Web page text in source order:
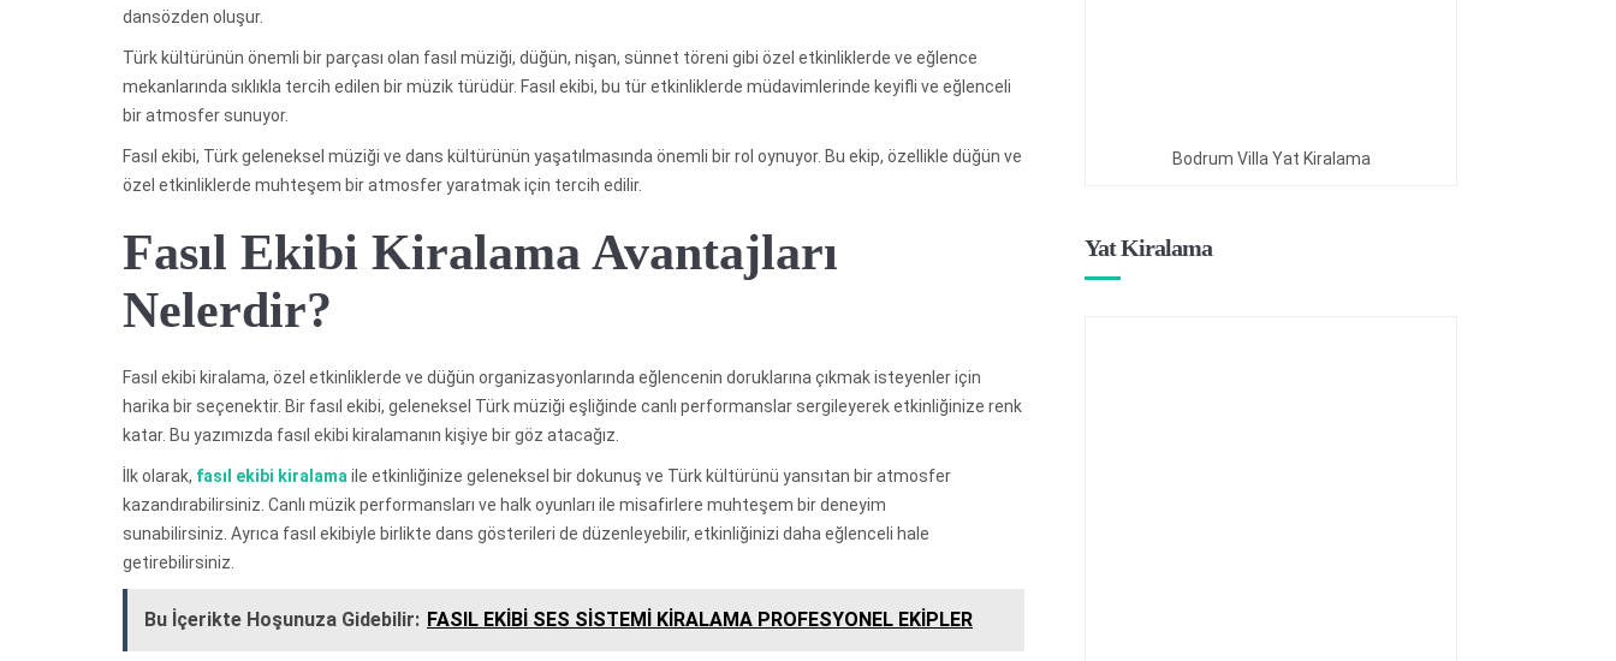
dansözden oluşur.
Türk kültürünün önemli bir parçası olan fasıl müziği, düğün, nişan, sünnet töreni gibi özel etkinliklerde ve eğlence
mekanlarında sıklıkla tercih edilen bir müzik türüdür. Fasıl ekibi, bu tür etkinliklerde müdavimlerinde keyifli ve eğlenceli
bir atmosfer sunuyor.
Fasıl ekibi, Türk geleneksel müziği ve dans kültürünün yaşatılmasında önemli bir rol oynuyor. Bu ekip, özellikle düğün ve
özel etkinliklerde muhteşem bir atmosfer yaratmak için tercih edilir.
Fasıl Ekibi Kiralama Avantajları
Nelerdir?
Fasıl ekibi kiralama, özel etkinliklerde ve düğün organizasyonlarında eğlencenin doruklarına çıkmak isteyenler için
harika bir seçenektir. Bir fasıl ekibi, geleneksel Türk müziği eşliğinde canlı performanslar sergileyerek etkinliğinize renk
katar. Bu yazımızda fasıl ekibi kiralamanın kişiye bir göz atacağız.
İlk olarak, fasıl ekibi kiralamaile etkinliğinize geleneksel bir dokunuş ve Türk kültürünü yansıtan bir atmosfer
kazandırabilirsiniz. Canlı müzik performansları ve halk oyunları ile misafirlere muhteşem bir deneyim
sunabilirsiniz. Ayrıca fasıl ekibiyle birlikte dans gösterileri de düzenleyebilir, etkinliğinizi daha eğlenceli hale
getirebilirsiniz.
Bu İçerikte Hoşunuza Gidebilir: FASIL EKİBİ SES SİSTEMİ KİRALAMA PROFESYONEL EKİPLER
Bodrum Villa Yat Kiralama
Yat Kiralama